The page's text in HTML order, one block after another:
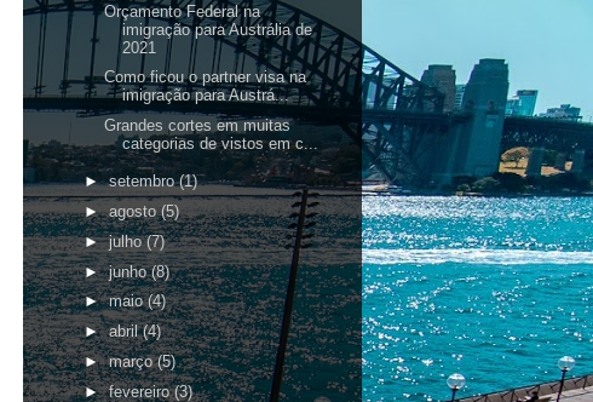
Orçamento Federal na
imigração para Austrália de
2021
Como ficou o partner visa na
imigração para Austrá...
Grandes cortes em muitas
categorias de vistos em c...
►setembro(1)
►agosto(5)
►julho(7)
►junho(8)
►maio(4)
►abril(4)
►março(5)
►fevereiro(3)